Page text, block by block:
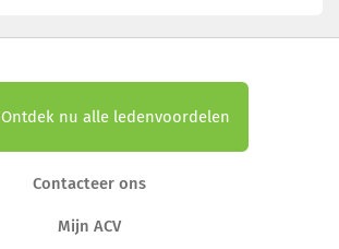
Ontdek nu alle ledenvoordelen
Contacteer ons
Mijn ACV